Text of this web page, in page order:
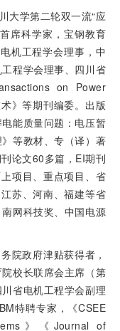
大学第二轮双一流“应
席科学家，宝钢教育
机工程学会理事，中
程学会理事、四川省
on Power
》等期刊编委。出版
能质量问题：电压暂
等教材、专（译）著
论文60多篇，EI期刊
项目、重点项目、省
苏、河南、福建等省
网科技奖、中国电源
院政府津贴获得者，
校长联席会主席（第
省电机工程学会副理
特聘专家，《CSEE
》《Journal of